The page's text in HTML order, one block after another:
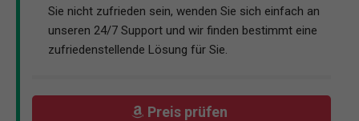
Sie nicht zufrieden sein, wenden Sie sich einfach an
unseren 24/7 Support und wir finden bestimmt eine
zufriedenstellende Lösung für Sie.
Preis prüfen